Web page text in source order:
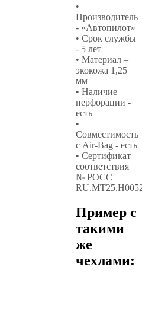
•
Производитель
- «Автопилот»
• Срок службы
- 5 лет
• Материал –
экокожа 1,25
мм
• Наличие
перфорации -
есть
•
Совместимость
с Air-Bag - есть
• Сертификат
соответствия
№ РОСС
Пример с
такими
же
чехлами: